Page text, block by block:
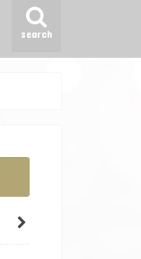
search